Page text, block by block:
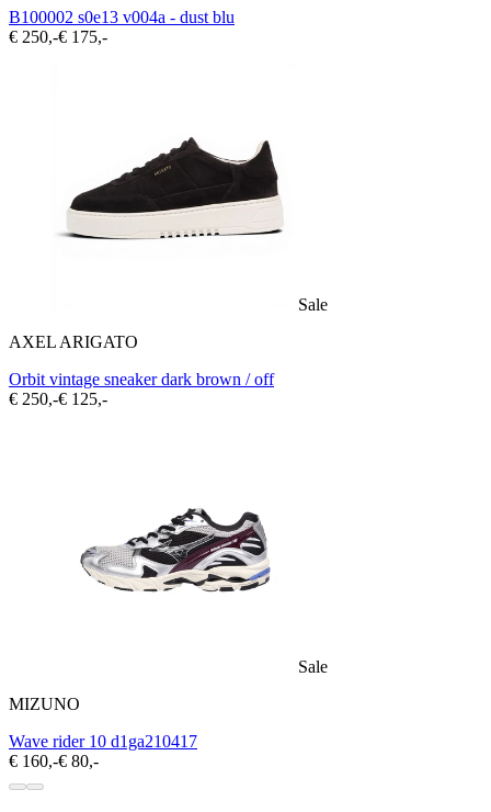
B100002 s0e13 v004a - dust blu
€ 250,-€ 175,-
Sale
AXEL ARIGATO
Orbit vintage sneaker dark brown / off
€ 250,-€ 125,-
Sale
MIZUNO
Wave rider 10 d1ga210417
€ 160,-€ 80,-